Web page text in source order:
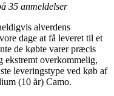
35 anmeldelser
alverdens
dage at få leveret til et
de købte varer præcis
ekstremt overkommelig,
leveringstype ved køb af
(10 år) Camo.